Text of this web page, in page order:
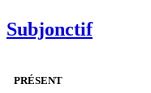
Subjonctif
PRÉSENT